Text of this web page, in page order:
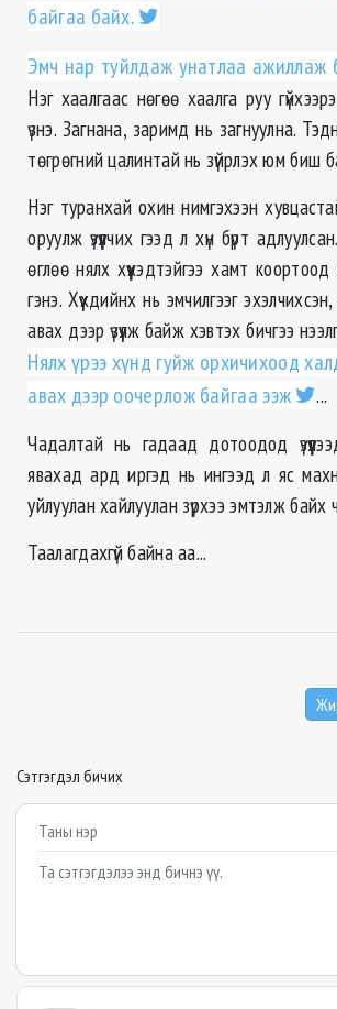
байгаа байх.
Эмч нар туйлдаж унатлаа ажиллаж
Нэг хаалгаас нөгөө хаалга руу
үзнэ. Загнана, заримд нь загнуулна.
төгрөгний цалинтай нь зүйрлэх юм биш
Нэг туранхай охин нимгэхээн
оруулж үзүүлчих гээд л хүн бүрт
өглөө нялх хүүхэдтэйгээ хамт
гэнэ. Хүүхдийнх нь эмчилгээг
авах дээр үзүүлж байж хэвтэх бичгээ
Нялх үрээ хүнд гуйж орхичихоод
авах дээр оочерлож байгаа ээж
...
Чадалтай нь гадаад дотоодод
явахад ард иргэд нь ингээд л яс
уйлуулан хайлуулан зүрхээ эмтэлж байх
Таалагдахгүй байна аа...
Сэтгэгдэл бичих
Example textarea